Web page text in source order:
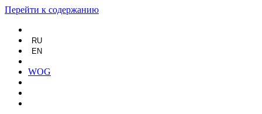
Перейти к содержанию
RU
EN
WOG